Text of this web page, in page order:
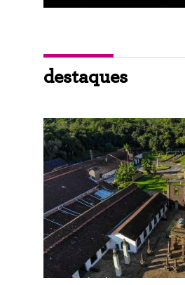
destaques